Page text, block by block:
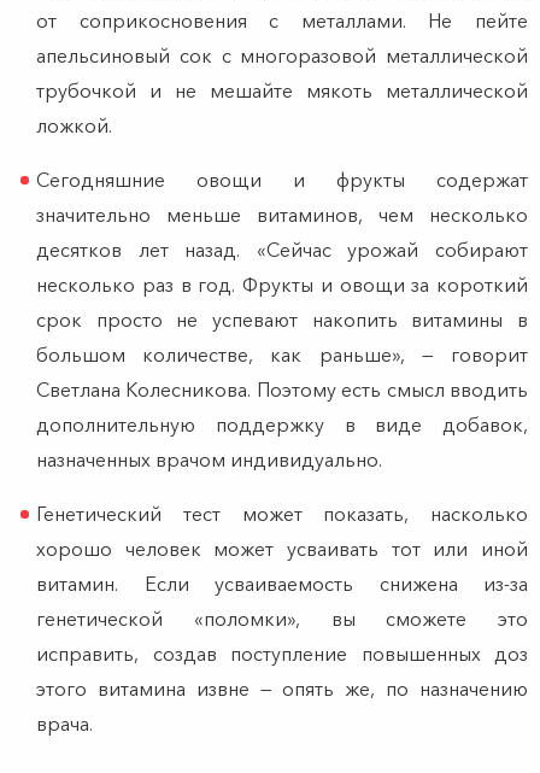
от соприкосновения с металлами. Не пейте
апельсиновый сок с многоразовой металлической
трубочкой и не мешайте мякоть металлической
ложкой.
Сегодняшние овощи и фрукты содержат
значительно меньше витаминов, чем несколько
десятков лет назад. «Сейчас урожай собирают
несколько раз в год. Фрукты и овощи за короткий
срок просто не успевают накопить витамины в
большом количестве, как раньше», — говорит
Светлана Колесникова. Поэтому есть смысл вводить
дополнительную поддержку в виде добавок,
назначенных врачом индивидуально.
Генетический тест может показать, насколько
хорошо человек может усваивать тот или иной
витамин. Если усваиваемость снижена из-за
генетической «поломки», вы сможете это
исправить, создав поступление повышенных доз
этого витамина извне — опять же, по назначению
врача.